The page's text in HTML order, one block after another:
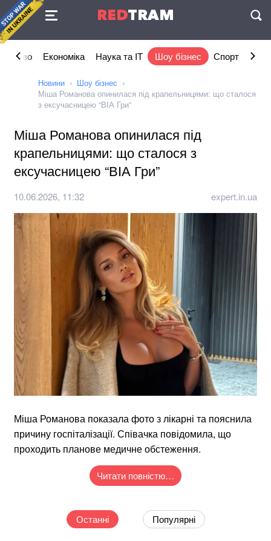
REDTRAM
Угода
Економіка Наука та IT Шоу бізнес Спорт
Новини
Шоу бізнес
Міша Романова опинилася під крапельницями: що сталося
з ексучасницею “ВІА Гри”
Міша Романова опинилася під
крапельницями: що сталося з
ексучасницею “ВІА Гри”
10.06.2026, 11:32 expert.in.ua
Міша Романова показала фото з лікарні та пояснила
причину госпіталізації. Співачка повідомила, що
проходить планове медичне обстеження.
Читати повністю…
Останні Популярні